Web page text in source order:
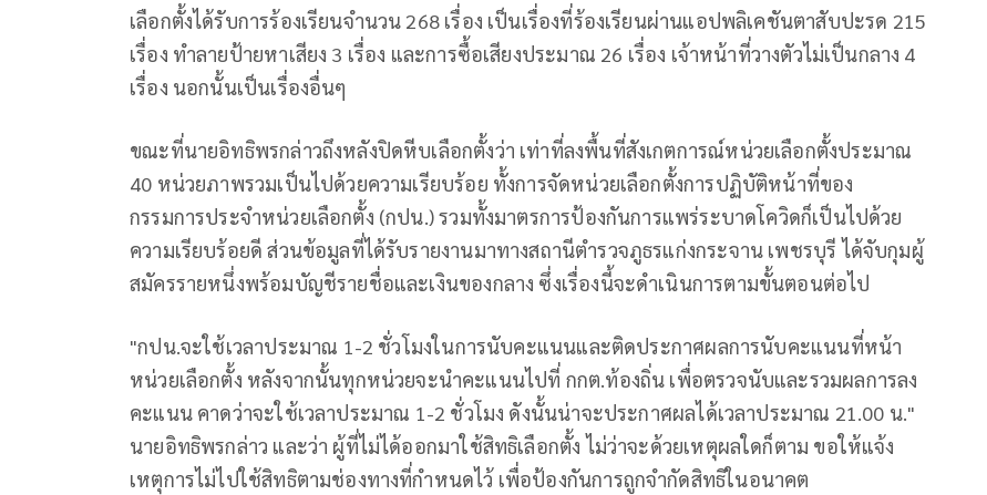
เลือกตั้งได้รับการร้องเรียนจำนวน 268 เรื่อง เป็นเรื่องที่ร้องเรียนผ่านแอปพลิเคชันตาสับปะรด 215
เรื่อง ทำลายป้ายหาเสียง 3 เรื่อง และการซื้อเสียงประมาณ 26 เรื่อง เจ้าหน้าที่วางตัวไม่เป็นกลาง 4
เรื่อง นอกนั้นเป็นเรื่องอื่นๆ
ขณะที่นายอิทธิพรกล่าวถึงหลังปิดหีบเลือกตั้งว่า เท่าที่ลงพื้นที่สังเกตการณ์หน่วยเลือกตั้งประมาณ
40 หน่วยภาพรวมเป็นไปด้วยความเรียบร้อย ทั้งการจัดหน่วยเลือกตั้งการปฏิบัติหน้าที่ของ
กรรมการประจำหน่วยเลือกตั้ง (กปน.) รวมทั้งมาตรการป้องกันการแพร่ระบาดโควิดก็เป็นไปด้วย
ความเรียบร้อยดี ส่วนข้อมูลที่ได้รับรายงานมาทางสถานีตำรวจภูธรแก่งกระจาน เพชรบุรี ได้จับกุมผู้
สมัครรายหนึ่งพร้อมบัญชีรายชื่อและเงินของกลาง ซึ่งเรื่องนี้จะดำเนินการตามขั้นตอนต่อไป
"กปน.จะใช้เวลาประมาณ 1-2 ชั่วโมงในการนับคะแนนและติดประกาศผลการนับคะแนนที่หน้า
หน่วยเลือกตั้ง หลังจากนั้นทุกหน่วยจะนำคะแนนไปที่ กกต.ท้องถิ่น เพื่อตรวจนับและรวมผลการลง
คะแนน คาดว่าจะใช้เวลาประมาณ 1-2 ชั่วโมง ดังนั้นน่าจะประกาศผลได้เวลาประมาณ 21.00 น."
นายอิทธิพรกล่าว และว่า ผู้ที่ไม่ได้ออกมาใช้สิทธิเลือกตั้ง ไม่ว่าจะด้วยเหตุผลใดก็ตาม ขอให้แจ้ง
เหตุการไม่ไปใช้สิทธิตามช่องทางที่กำหนดไว้ เพื่อป้องกันการถูกจำกัดสิทธิในอนาคต